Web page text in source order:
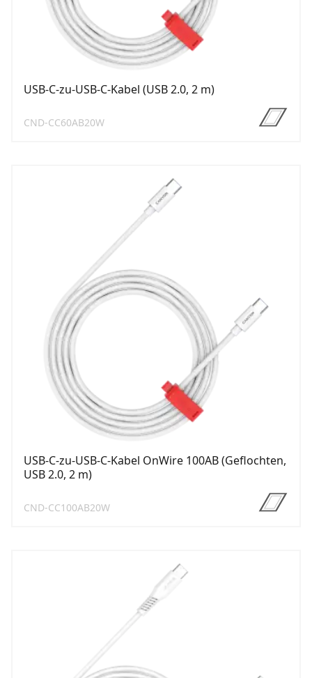
USB-C-zu-USB-C-Kabel (USB 2.0, 2 m)
CND-CC60AB20W
USB-C-zu-USB-C-Kabel OnWire 100AB (Geflochten,
USB 2.0, 2 m)
CND-CC100AB20W